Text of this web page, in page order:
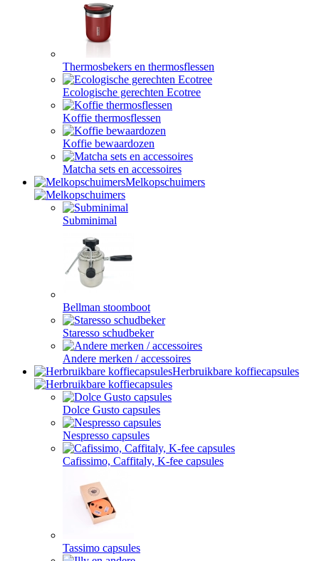
Thermosbekers en thermosflessen
Ecologische gerechten Ecotree
Koffie thermosflessen
Koffie bewaardozen
Matcha sets en accessoires
Melkopschuimers
Subminimal
Bellman stoomboot
Staresso schudbeker
Andere merken / accessoires
Herbruikbare koffiecapsules
Dolce Gusto capsules
Nespresso capsules
Cafissimo, Caffitaly, K-fee capsules
Tassimo capsules